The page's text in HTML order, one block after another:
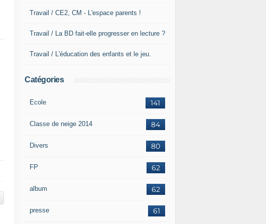
Travail / CE2, CM - L'espace parents !
Travail / La BD fait-elle progresser en lecture ?
Travail / L'éducation des enfants et le jeu.
Catégories
141
Ecole
84
Classe de neige 2014
80
Divers
62
FP
62
album
61
presse